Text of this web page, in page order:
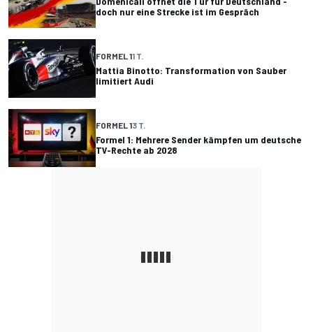
doch nur eine Strecke ist im Gespräch
FORMEL 11 T.
Mattia Binotto: Transformation von Sauber
limitiert Audi
FORMEL 13 T.
Formel 1: Mehrere Sender kämpfen um deutsche
TV-Rechte ab 2028